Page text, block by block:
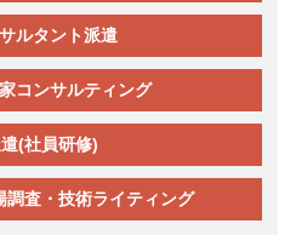
ルタント派遣
コンサルティング
(社員研修)
調査・技術ライティング